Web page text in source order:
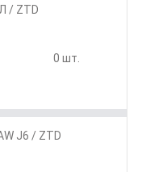
/ ZTD
0 шт.
J6 / ZTD